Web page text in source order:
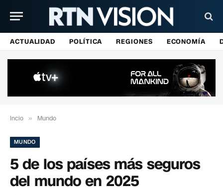
ACTUALIDAD POLÍTICA REGIONES ECONOMÍA
Incio » Mundo
MUNDO
5 de los países más seguros
del mundo en 2025